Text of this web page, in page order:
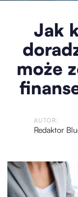
Jak
może
AUTOR:
Redaktor